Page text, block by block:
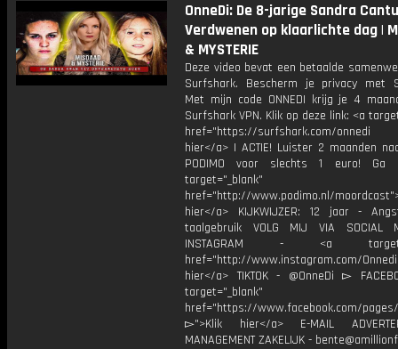
OnneDi: De 8-jarige Sandra
Verdwenen op klaarlichte dag |
& MYSTERIE
Deze video bevat een betaalde
Surfshark. Bescherm je privacy met
Met mijn code ONNEDI krijg je 4
Surfshark VPN. Klik op deze link: <a
href="https://surfshark.com/onnedi
hier</a> | ACTIE! Luister 2 maanden
PODIMO voor slechts 1 euro! Ga
target="_blank"
href="http://www.podimo.nl/
hier</a> KIJKWIJZER: 12 jaar -
taalgebruik VOLG MIJ VIA SOCIAL
INSTAGRAM - <a
href="http://www.instagram.com/
hier</a> TIKTOK - @OnneDi ▻
target="_blank"
href="https://www.facebook.com/pages/
▻">Klik hier</a> E-MAIL
MANAGEMENT ZAKELIJK -